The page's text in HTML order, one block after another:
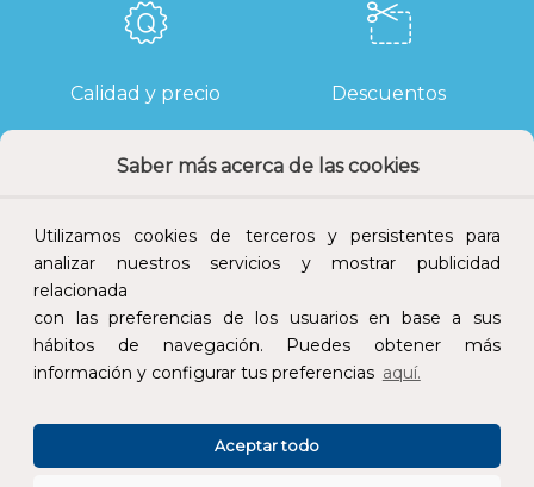
Saber más acerca de las cookies
Utilizamos cookies de terceros y persistentes para
analizar nuestros servicios y mostrar publicidad
relacionada
con las preferencias de los usuarios en base a sus
hábitos de navegación. Puedes obtener más
información y configurar tus preferencias aquí.
Aceptar todo
Calidad y precio Descuentos
Devoluciones Pago seguro
Atención al cliente